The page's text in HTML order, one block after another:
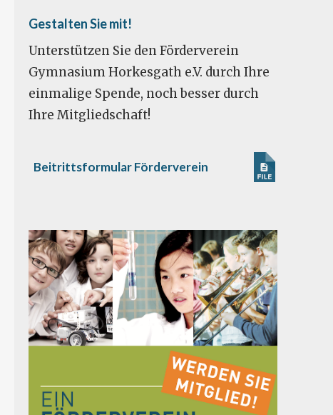
Gestalten Sie mit!
Unterstützen Sie den Förderverein
Gymnasium Horkesgath e.V. durch Ihre
einmalige Spende, noch besser durch
Ihre Mitgliedschaft!
Beitrittsformular Förderverein